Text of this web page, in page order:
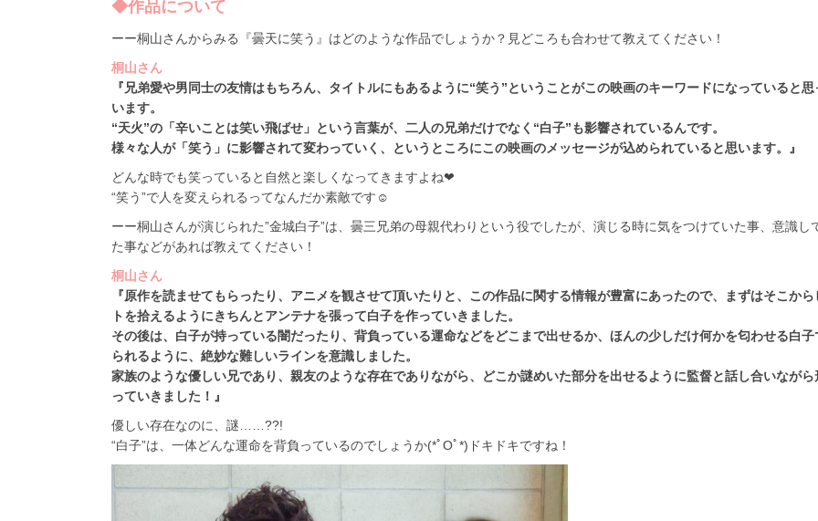
◆作品について
ーー桐山さんからみる『曇天に笑う』はどのような作品でしょうか？見どころも合わせて教えてください！
桐山さん
『兄弟愛や男同士の友情はもちろん、タイトルにもあるように“笑う”ということがこの映画のキーワードになっていると思
います。
“天火”の「辛いことは笑い飛ばせ」という言葉が、二人の兄弟だけでなく“白子”も影響されているんです。
様々な人が「笑う」に影響されて変わっていく、というところにこの映画のメッセージが込められていると思います。』
どんな時でも笑っていると自然と楽しくなってきますよね❤
“笑う”で人を変えられるってなんだか素敵です☺
ーー桐山さんが演じられた”金城白子”は、曇三兄弟の母親代わりという役でしたが、演じる時に気をつけていた事、意識し
た事などがあれば教えてください！
桐山さん
『原作を読ませてもらったり、アニメを観させて頂いたりと、この作品に関する情報が豊富にあったので、まずはそこから
トを拾えるようにきちんとアンテナを張って白子を作っていきました。
その後は、白子が持っている闇だったり、背負っている運命などをどこまで出せるか、ほんの少しだけ何かを匂わせる白子
られるように、絶妙な難しいラインを意識しました。
家族のような優しい兄であり、親友のような存在でありながら、どこか謎めいた部分を出せるように監督と話し合いながら
っていきました！』
優しい存在なのに、謎……??!
“白子”は、一体どんな運命を背負っているのでしょうか(*ﾟOﾟ*)ドキドキですね！